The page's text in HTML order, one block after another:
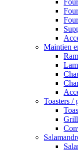
Maintien
Toasters /